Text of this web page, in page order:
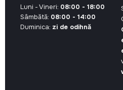
Luni - Vineri: 08:00 - 18:00
Sâmbătă: 08:00 - 14:00
Duminica: zi de odihnă